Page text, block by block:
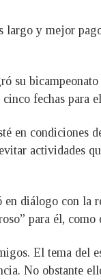
largo y mejor
su
fechas para
en condiciones
actividades
diálogo con la
para él, como
El tema del
No obstante